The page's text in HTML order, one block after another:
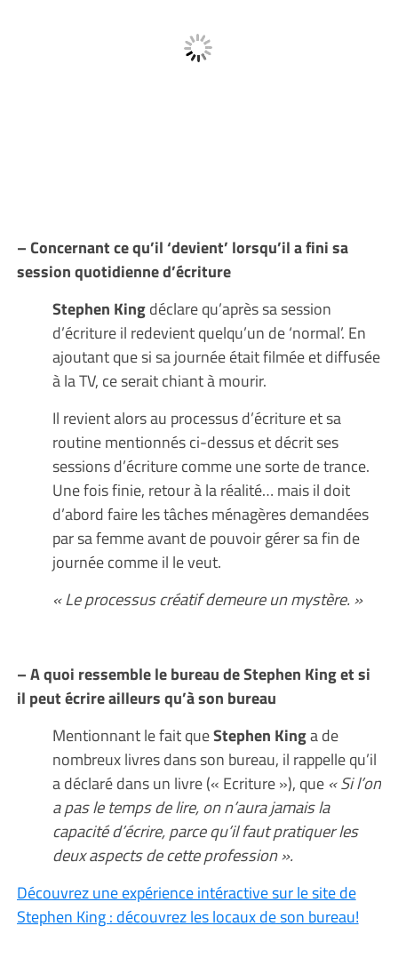
– Concernant ce qu’il ‘devient’ lorsqu’il a fini sa
session quotidienne d’écriture
Stephen Kingdéclare qu’après sa session
d’écriture il redevient quelqu’un de ‘normal’. En
ajoutant que si sa journée était filmée et diffusée
à la TV, ce serait chiant à mourir.
Il revient alors au processus d’écriture et sa
routine mentionnés ci-dessus et décrit ses
sessions d’écriture comme une sorte de trance.
Une fois finie, retour à la réalité… mais il doit
d’abord faire les tâches ménagères demandées
par sa femme avant de pouvoir gérer sa fin de
journée comme il le veut.
« Le processus créatif demeure un mystère. »
– A quoi ressemble le bureau de Stephen King et si
il peut écrire ailleurs qu’à son bureau
Mentionnant le fait queStephen Kinga de
nombreux livres dans son bureau, il rappelle qu’il
a déclaré dans un livre (« Ecriture »), que « Si l’on
a pas le temps de lire, on n’aura jamais la
capacité d’écrire, parce qu’il faut pratiquer les
deux aspects de cette profession ».
Découvrez une expérience intéractive sur le site de
Stephen King : découvrez les locaux de son bureau!